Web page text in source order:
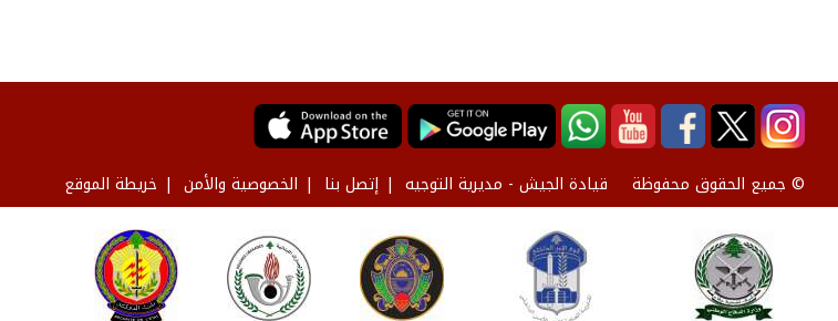
© جميع الحقوق محفوظة قيادة الجيش - مديرية التوجيه إتصل بنا الخصوصية والأمن خريطة الموقع